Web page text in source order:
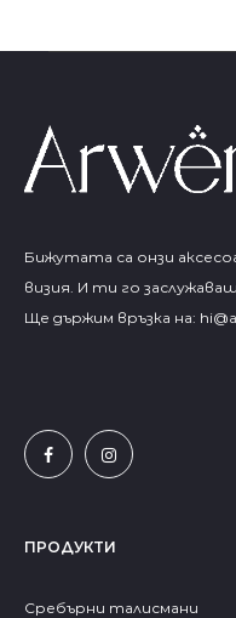
Бижутата са онзи
визия. И ти го
Ще държим връзка на:
ПРОДУКТИ
Сребърни талисмани